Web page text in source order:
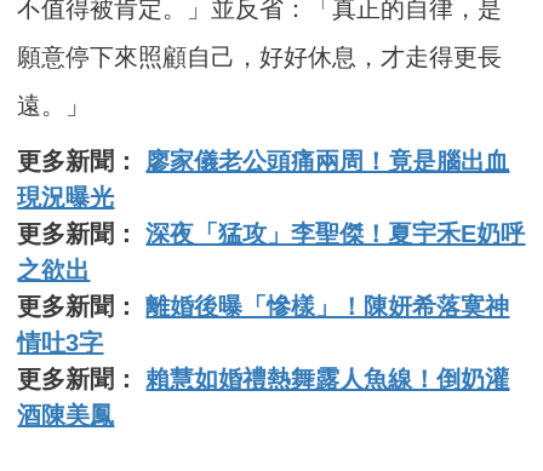
不值得被肯定。」並反省：「真正的自律，是
願意停下來照顧自己，好好休息，才走得更長
遠。」
更多新聞： 廖家儀老公頭痛兩周！竟是腦出血
現況曝光
更多新聞：深夜「猛攻」李聖傑！夏宇禾E奶呼
之欲出
更多新聞：離婚後曝「慘樣」！陳妍希落寞神
情吐3字
更多新聞： 賴慧如婚禮熱舞露人魚線！倒奶灌
酒陳美鳳